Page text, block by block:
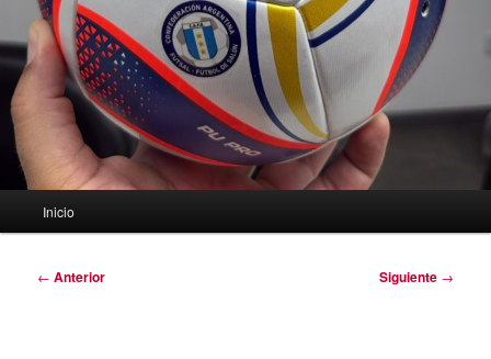
Inicio
Navegación
← Anterior Siguiente →